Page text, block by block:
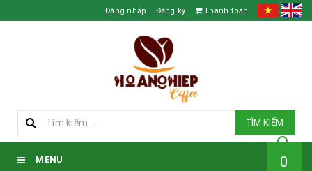
Đăng nhập Đăng ký Thanh toán
TÌM KIẾM
MENU 0